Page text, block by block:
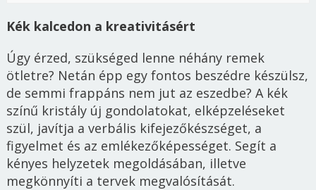
Kék kalcedon a kreativitásért
Úgy érzed, szükséged lenne néhány remek
ötletre? Netán épp egy fontos beszédre készülsz,
de semmi frappáns nem jut az eszedbe? A kék
színű kristály új gondolatokat, elképzeléseket
szül, javítja a verbális kifejezőkészséget, a
figyelmet és az emlékezőképességet. Segít a
kényes helyzetek megoldásában, illetve
megkönnyíti a tervek megvalósítását.